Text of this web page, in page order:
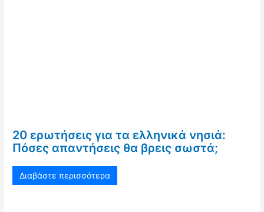
20 ερωτήσεις για τα ελληνικά νησιά:
Πόσες απαντήσεις θα βρεις σωστά;
Διαβάστε περισσότερα